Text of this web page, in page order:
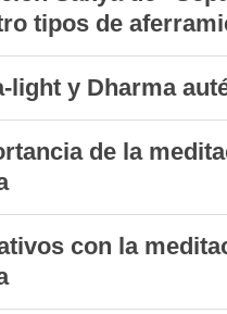
tipos de
light y Dharma
de la
con la